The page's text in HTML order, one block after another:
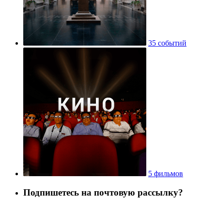
35 событий
5 фильмов
Подпишетесь на почтовую рассылку?